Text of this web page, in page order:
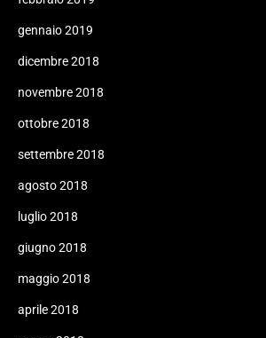
gennaio 2019
dicembre 2018
novembre 2018
ottobre 2018
settembre 2018
agosto 2018
luglio 2018
giugno 2018
maggio 2018
aprile 2018